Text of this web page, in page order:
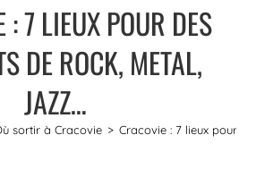
: 7 LIEUX POUR DES
DE ROCK, METAL,
JAZZ…
sortir à Cracovie > Cracovie : 7 lieux pour